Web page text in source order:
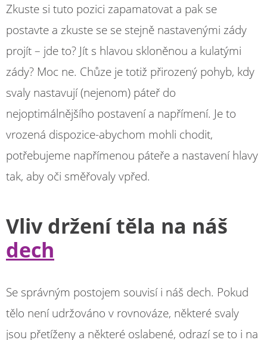
Zkuste si tuto pozici zapamatovat a pak se
postavte a zkuste se se stejně nastavenými zády
projít – jde to? Jít s hlavou skloněnou a kulatými
zády? Moc ne. Chůze je totiž přirozený pohyb, kdy
svaly nastavují (nejenom) páteř do
nejoptimálnějšího postavení a napřímení. Je to
vrozená dispozice-abychom mohli chodit,
potřebujeme napřímenou páteře a nastavení hlavy
tak, aby oči směřovaly vpřed.
Vliv držení těla na náš
dech
Se správným postojem souvisí i náš dech. Pokud
tělo není udržováno v rovnováze, některé svaly
jsou přetíženy a některé oslabené, odrazí se to i na